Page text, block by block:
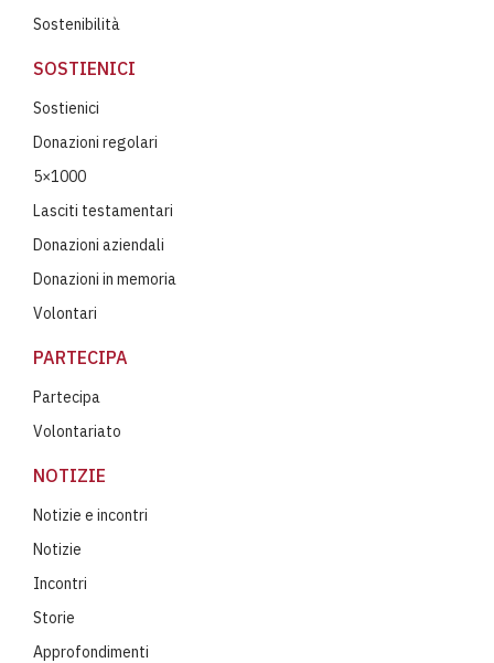
Sostenibilità
SOSTIENICI
Sostienici
Donazioni regolari
5×1000
Lasciti testamentari
Donazioni aziendali
Donazioni in memoria
Volontari
PARTECIPA
Partecipa
Volontariato
NOTIZIE
Notizie e incontri
Notizie
Incontri
Storie
Approfondimenti